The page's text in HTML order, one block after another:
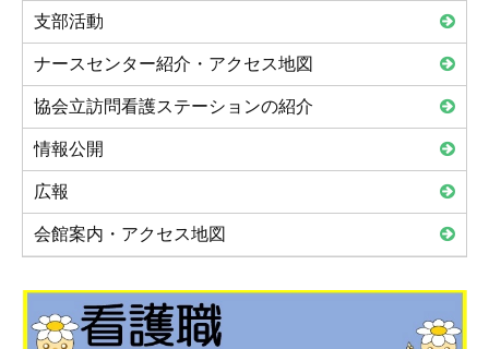
支部活動
ナースセンター紹介・アクセス地図
協会立訪問看護ステーションの紹介
情報公開
広報
会館案内・アクセス地図